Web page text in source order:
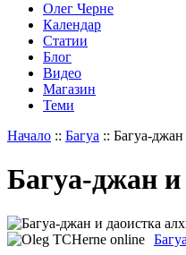
Олег Черне
Календар
Статии
Блог
Видео
Магазин
Теми
Начало :: Багуа :: Багуа-
Багуа-джан
Багуа